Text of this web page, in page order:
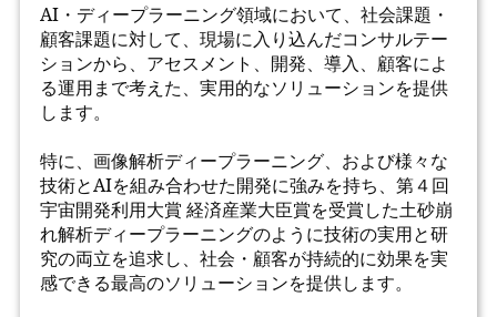
AI・ディープラーニング領域において、社会課題・
顧客課題に対して、現場に入り込んだコンサルテー
ションから、アセスメント、開発、導入、顧客によ
る運用まで考えた、実用的なソリューションを提供
します。
特に、画像解析ディープラーニング、および様々な
技術とAIを組み合わせた開発に強みを持ち、第４回
宇宙開発利用大賞 経済産業大臣賞を受賞した土砂崩
れ解析ディープラーニングのように技術の実用と研
究の両立を追求し、社会・顧客が持続的に効果を実
感できる最高のソリューションを提供します。